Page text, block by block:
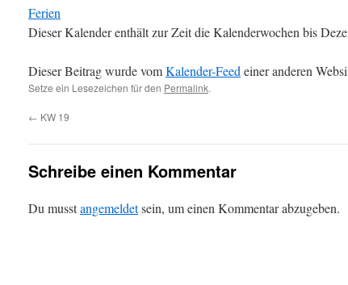
Ferien
Dieser Kalender enthält zur Zeit die Kalenderwochen bis
Dieser Beitrag wurde vomKalender-Feed einer anderen
Setze ein Lesezeichen für den Permalink.
← KW 19
Schreibe einen Kommentar
Du musstangemeldetsein, um einen Kommentar abzugeben.